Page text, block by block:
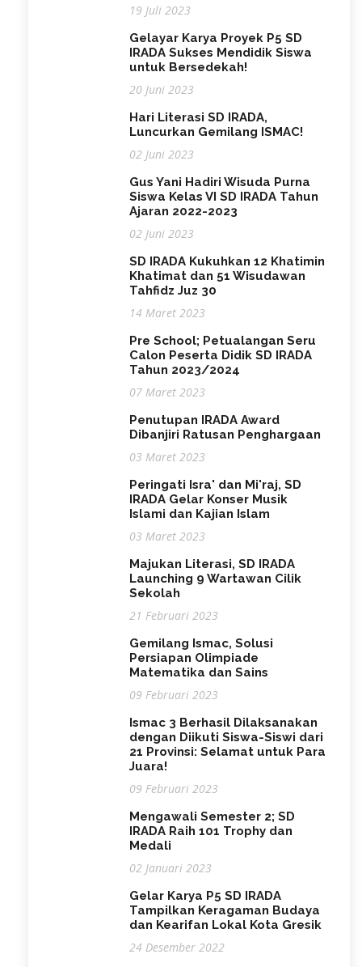
19 Juli 2023
Gelayar Karya Proyek P5 SD
IRADA Sukses Mendidik Siswa
untuk Bersedekah!
20 Juni 2023
Hari Literasi SD IRADA,
Luncurkan Gemilang ISMAC!
02 Juni 2023
Gus Yani Hadiri Wisuda Purna
Siswa Kelas VI SD IRADA Tahun
Ajaran 2022-2023
02 Juni 2023
SD IRADA Kukuhkan 12 Khatimin
Khatimat dan 51 Wisudawan
Tahfidz Juz 30
14 Maret 2023
Pre School; Petualangan Seru
Calon Peserta Didik SD IRADA
Tahun 2023/2024
07 Maret 2023
Penutupan IRADA Award
Dibanjiri Ratusan Penghargaan
03 Maret 2023
Peringati Isra' dan Mi'raj, SD
IRADA Gelar Konser Musik
Islami dan Kajian Islam
03 Maret 2023
Majukan Literasi, SD IRADA
Launching 9 Wartawan Cilik
Sekolah
21 Februari 2023
Gemilang Ismac, Solusi
Persiapan Olimpiade
Matematika dan Sains
09 Februari 2023
Ismac 3 Berhasil Dilaksanakan
dengan Diikuti Siswa-Siswi dari
21 Provinsi: Selamat untuk Para
Juara!
09 Februari 2023
Mengawali Semester 2; SD
IRADA Raih 101 Trophy dan
Medali
02 Januari 2023
Gelar Karya P5 SD IRADA
Tampilkan Keragaman Budaya
dan Kearifan Lokal Kota Gresik
24 Desember 2022